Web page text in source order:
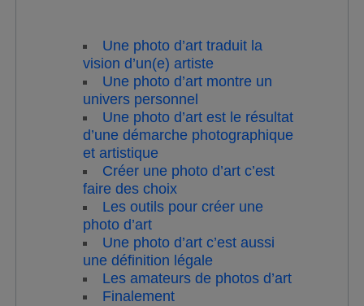
Une photo d’art traduit la
vision d’un(e) artiste
Une photo d’art montre un
univers personnel
Une photo d’art est le résultat
d’une démarche photographique
et artistique
Créer une photo d’art c’est
faire des choix
Les outils pour créer une
photo d’art
Une photo d’art c’est aussi
une définition légale
Les amateurs de photos d’art
Finalement